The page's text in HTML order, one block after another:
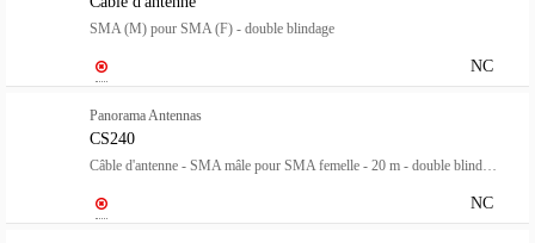
SMA (M) pour SMA (F) - double blindage
NC
Panorama Antennas
CS240
NC